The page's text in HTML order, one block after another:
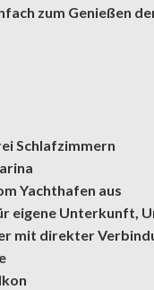
zum Genießen
Schlafzimmern
Yachthafen aus
eigene Unterkunft,
mit direkter